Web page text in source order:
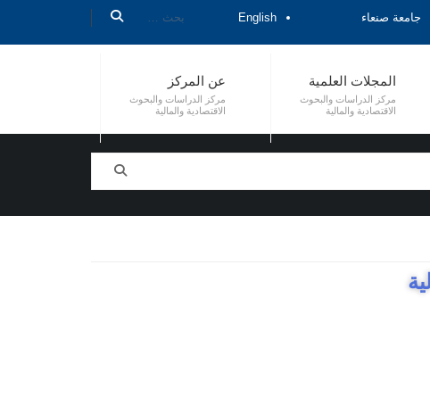
جامعة صنعاء English
المجلات العلمية
مركز الدراسات والبحوث
الاقتصادية والمالية
عن المركز
مركز الدراسات والبحوث
الاقتصادية والمالية